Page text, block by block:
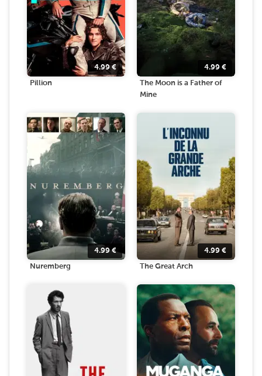
4.99€
Pillion
4.99 €
The Moon is a Father of
Mine
4.99€
Nuremberg
4.99 €
The Great Arch